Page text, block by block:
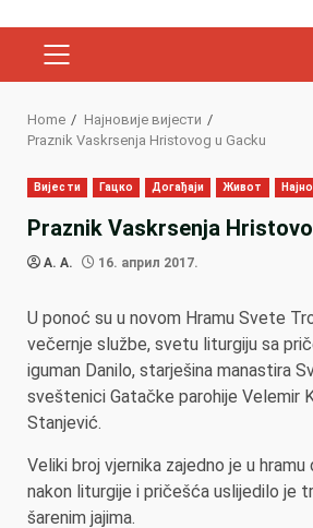
PRIMARY
Home
Најновије вијести
Praznik Vaskrsenja Hristovog u Gacku
Вијести Гацко Догађаји Живот
Praznik Vaskrsenja
A. A. 16. април 2017.
U ponoć su u novom Hramu Svete
večernje službe, svetu liturgiju sa
iguman Danilo, starješina manastira
sveštenici Gatačke parohije Velemir
Stanjević.
Veliki broj vjernika zajedno je u
nakon liturgije i pričešća uslijedilo je
šarenim jajima.